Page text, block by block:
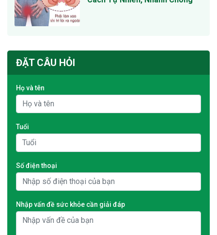
ĐẶT CÂU HỎI
Họ và tên
Tuổi
Số điện thoại
Nhập vấn đề sức khỏe cần giải đáp